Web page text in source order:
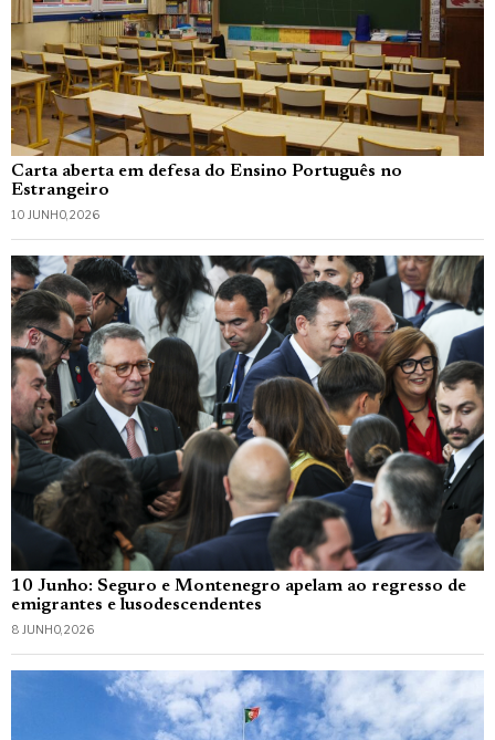
Carta aberta em defesa do Ensino Português no
Estrangeiro
10 JUNHO, 2026
10 Junho: Seguro e Montenegro apelam ao regresso de
emigrantes e lusodescendentes
8 JUNHO, 2026